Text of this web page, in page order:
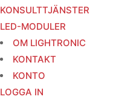
KONSULTTJÄNSTER
LED-MODULER
OM LIGHTRONIC
KONTAKT
KONTO
LOGGA IN